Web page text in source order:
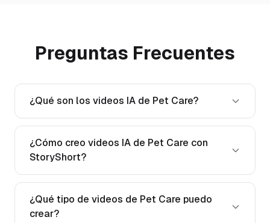
Preguntas Frecuentes
¿Qué son los videos IA de Pet Care?
¿Cómo creo videos IA de Pet Care con
StoryShort?
¿Qué tipo de videos de Pet Care puedo
crear?